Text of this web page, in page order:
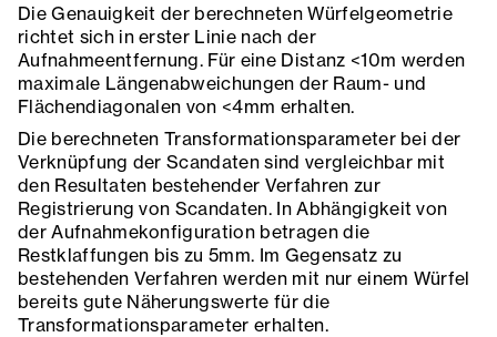
Die Genauigkeit der berechneten Würfelgeometrie
richtet sich in erster Linie nach der
Aufnahmeentfernung. Für eine Distanz <10m werden
maximale Längenabweichungen der Raum- und
Flächendiagonalen von <4mm erhalten.
Die berechneten Transformationsparameter bei der
Verknüpfung der Scandaten sind vergleichbar mit
den Resultaten bestehender Verfahren zur
Registrierung von Scandaten. In Abhängigkeit von
der Aufnahmekonfiguration betragen die
Restklaffungen bis zu 5mm. Im Gegensatz zu
bestehenden Verfahren werden mit nur einem Würfel
bereits gute Näherungswerte für die
Transformationsparameter erhalten.